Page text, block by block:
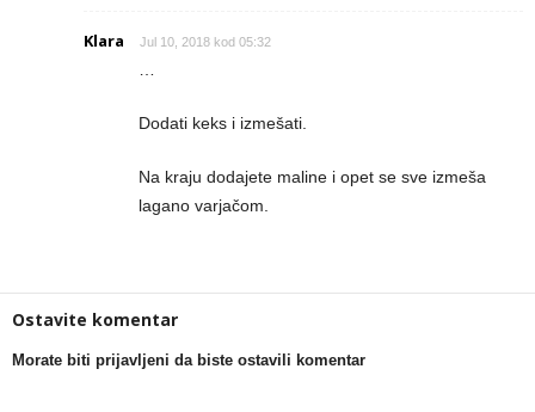
Klara Jul 10, 2018 kod 05:32
…
Dodati keks i izmešati.
Na kraju dodajete maline i opet se sve izmeša
lagano varjačom.
Ostavite komentar
Morate biti prijavljeni da biste ostavili komentar